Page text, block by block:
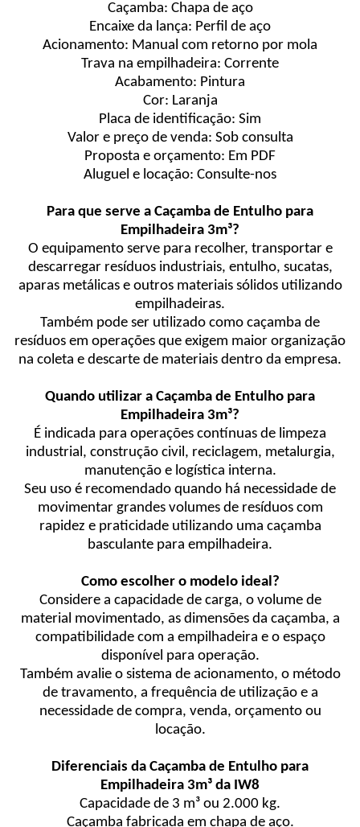
Caçamba: Chapa de aço
Encaixe da lança: Perfil de aço
Acionamento: Manual com retorno por mola
Trava na empilhadeira: Corrente
Acabamento: Pintura
Cor: Laranja
Placa de identificação: Sim
Valor e preço de venda: Sob consulta
Proposta e orçamento: Em PDF
Aluguel e locação: Consulte-nos
Para que serve a Caçamba de Entulho para
Empilhadeira 3m³?
O equipamento serve para recolher, transportar e
descarregar resíduos industriais, entulho, sucatas,
aparas metálicas e outros materiais sólidos utilizando
empilhadeiras.
Também pode ser utilizado como caçamba de
resíduos em operações que exigem maior organização
na coleta e descarte de materiais dentro da empresa.
Quando utilizar a Caçamba de Entulho para
Empilhadeira 3m³?
É indicada para operações contínuas de limpeza
industrial, construção civil, reciclagem, metalurgia,
manutenção e logística interna.
Seu uso é recomendado quando há necessidade de
movimentar grandes volumes de resíduos com
rapidez e praticidade utilizando uma caçamba
basculante para empilhadeira.
Como escolher o modelo ideal?
Considere a capacidade de carga, o volume de
material movimentado, as dimensões da caçamba, a
compatibilidade com a empilhadeira e o espaço
disponível para operação.
Também avalie o sistema de acionamento, o método
de travamento, a frequência de utilização e a
necessidade de compra, venda, orçamento ou
locação.
Diferenciais da Caçamba de Entulho para
Empilhadeira 3m³ da IW8
Capacidade de 3 m³ ou 2.000 kg.
Caçamba fabricada em chapa de aço.